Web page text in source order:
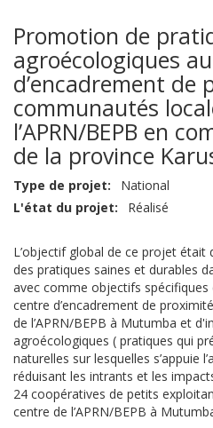
Promotion de
agroécologiques
d’encadrement de
communautés
l’APRN/BEPB en
de la province
Type de projet
National
L'état du projet
Réalisé
L’objectif global de ce projet
des pratiques saines et durables
avec comme objectifs
centre d’encadrement de
de l’APRN/BEPB à Mutumba et
agroécologiques ( pratiques qui
naturelles sur lesquelles s’appuie
réduisant les intrants et les
24 coopératives de petits
centre de l’APRN/BEPB à